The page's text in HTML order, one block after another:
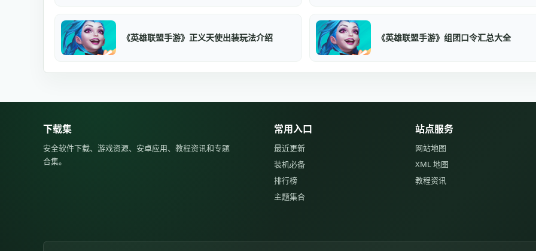
《英雄联盟手游》正义天使出装玩法介绍 《英雄联盟手游》组团口令汇总大全
下载集
安全软件下载、游戏资源、安卓应用、教程资讯和专题
合集。
常用入口
最近更新
装机必备
排行榜
主题集合
站点服务
网站地图
XML 地图
教程资讯